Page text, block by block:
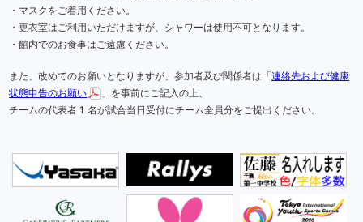
・マスクをご着用ください。
・更衣室はご利用いただけますが、シャワーは使用不可となります。
・館内でのお食事はご遠慮ください。
また、改めてのお願いとなりますが、参加者及び関係者は「連絡先および健康
状態申告のお願い
」を事前にご記入の上、
チームの代表者 1 名が試合当日受付にチーム全員分をご提出ください。